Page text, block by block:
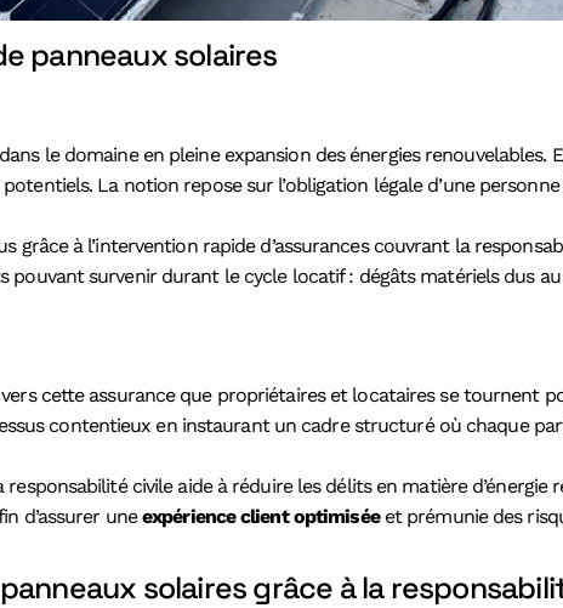
panneaux solaires
le domaine en pleine expansion des énergies renouvelables.
La notion repose sur l’obligation légale d’une
à l’intervention rapide d’assurances couvrant la
pouvant survenir durant le cycle locatif : dégâts matériels dus
cette assurance que propriétaires et locataires se tournent
contentieux en instaurant un cadre structuré où chaque
civile aide à réduire les délits en matière d’énergie
d’assurer uneexpérience client optimiséeet prémunie des
solaires grâce à la